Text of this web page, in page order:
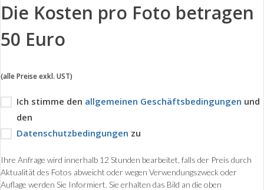
Die Kosten pro Foto betragen
50 Euro
(alle Preise exkl. UST)
Ich stimme den allgemeinen Geschäftsbedingungen und
den
Datenschutzbedingungen zu
Ihre Anfrage wird innerhalb 12 Stunden bearbeitet, falls der Preis durch
Aktualität des Fotos abweicht oder wegen Verwendungszweck oder
Auflage werden Sie Informiert. Sie erhalten das Bild an die oben